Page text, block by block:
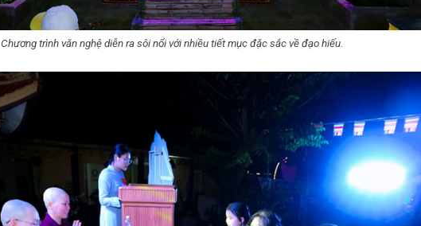
Chương trình văn nghệ diễn ra sôi nổi với nhiều tiết mục đặc sắc về đạo hiếu.